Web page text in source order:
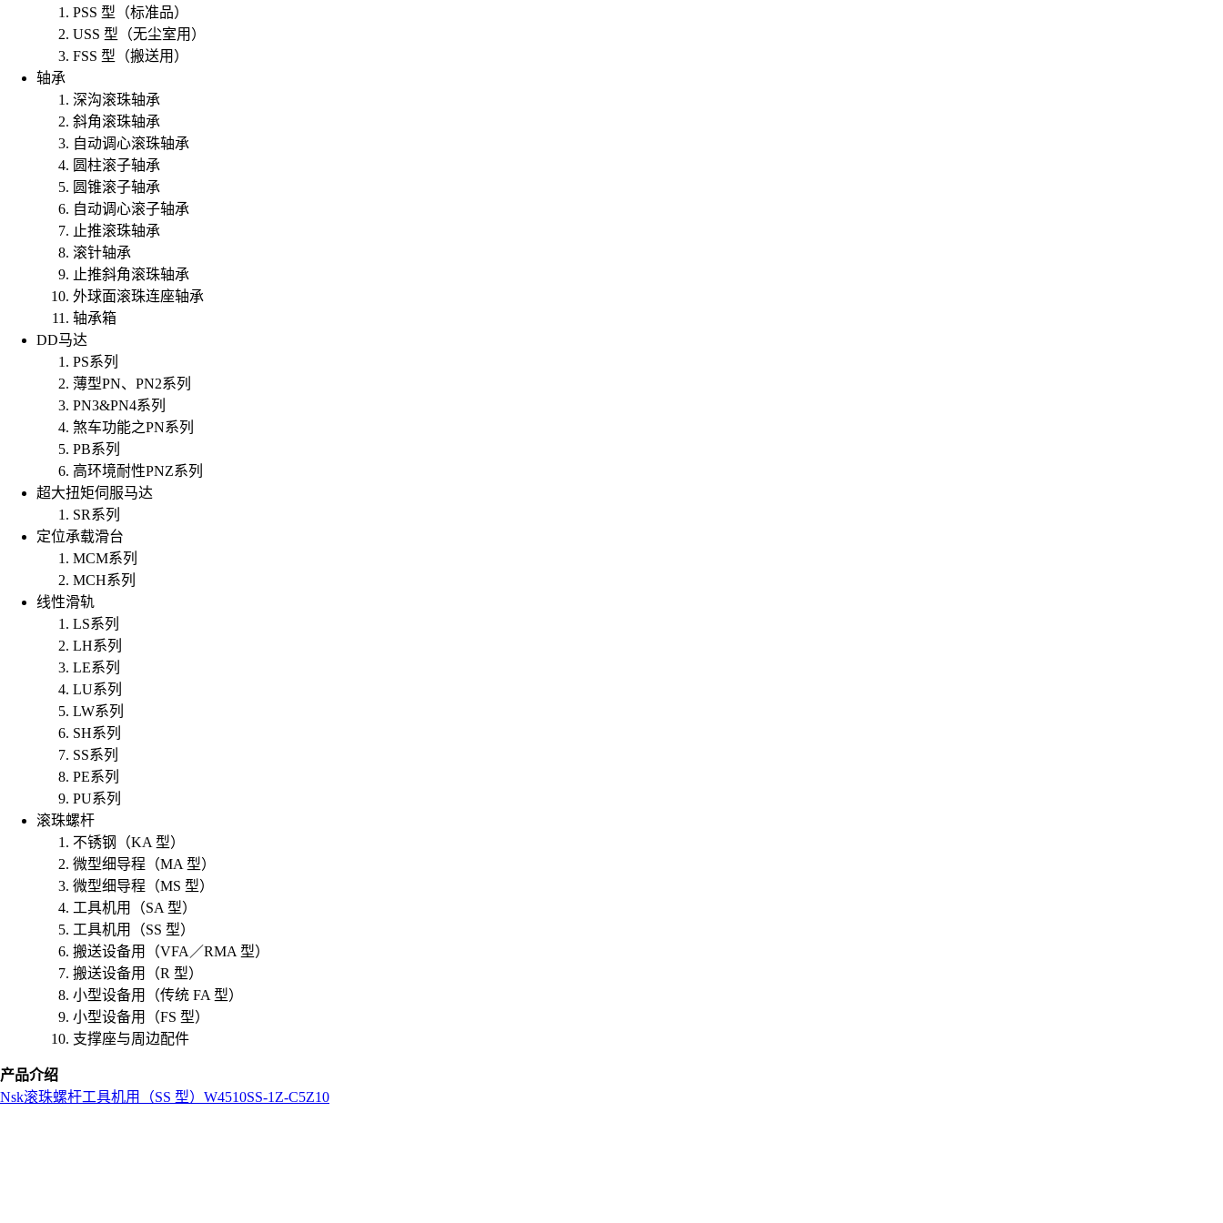
PSS 型（标准品）
USS 型（无尘室用）
FSS 型（搬送用）
轴承
深沟滚珠轴承
斜角滚珠轴承
自动调心滚珠轴承
圆柱滚子轴承
圆锥滚子轴承
自动调心滚子轴承
止推滚珠轴承
滚针轴承
止推斜角滚珠轴承
外球面滚珠连座轴承
轴承箱
DD马达
PS系列
薄型PN、PN2系列
PN3&PN4系列
煞车功能之PN系列
PB系列
高环境耐性PNZ系列
超大扭矩伺服马达
SR系列
定位承载滑台
MCM系列
MCH系列
线性滑轨
LS系列
LH系列
LE系列
LU系列
LW系列
SH系列
SS系列
PE系列
PU系列
滚珠螺杆
不锈钢（KA 型）
微型细导程（MA 型）
微型细导程（MS 型）
工具机用（SA 型）
工具机用（SS 型）
搬送设备用（VFA／RMA 型）
搬送设备用（R 型）
小型设备用（传统 FA 型）
小型设备用（FS 型）
支撑座与周边配件
产品介绍
Nsk滚珠螺杆工具机用（SS 型） W4510SS-1Z-C5Z10